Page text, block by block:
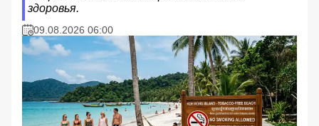
здоровья.
09.08.2026 06:00